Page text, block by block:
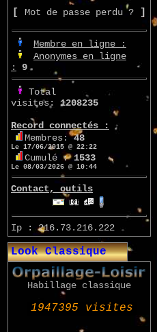
[ Mot de passe perdu ? ]
Membre en ligne :
Anonymes en ligne
:
9
Total
visites:
1208235
Record connectés :
Membres:48
Le 17/06/2015 @ 22:22
Cumulé :1533
Le 08/03/2026 @ 10:44
Contact, outils
Ip : 216.73.216.222
Look Classique
Habillage classique